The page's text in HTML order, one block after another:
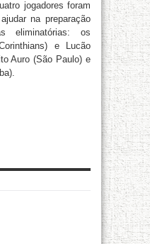
jogadores foram
na preparação
eliminatórias: os
e Lucão
Auro (São Paulo) e